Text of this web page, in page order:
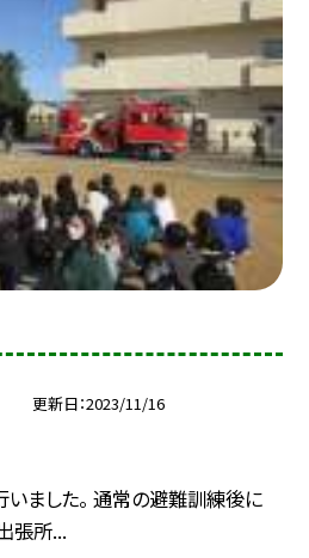
更新日 2023/11/16
ました。 通常の避難訓練後に
張所...